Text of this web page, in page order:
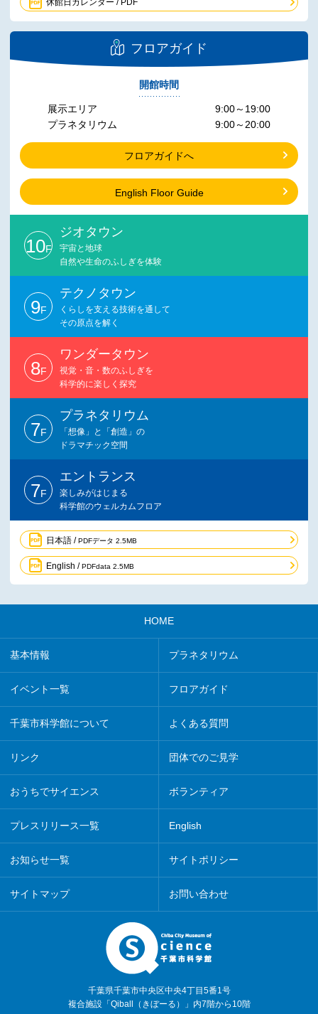
休館日カレンダー / PDF
フロアガイド
開館時間
展示エリア
プラネタリウム
9:00～19:00
9:00～20:00
フロアガイドへ
English Floor Guide
10F
ジオタウン
宇宙と地球
自然や生命のふしぎを体験
9F
テクノタウン
くらしを支える技術を通して
その原点を解く
8F
ワンダータウン
視覚・音・数のふしぎを
科学的に楽しく探究
7F
プラネタリウム
「想像」と「創造」の
ドラマチック空間
7F
エントランス
楽しみがはじまる
科学館のウェルカムフロア
日本語 /PDFデータ 2.5MB
English /PDFdata 2.5MB
HOME
基本情報 プラネタリウム
イベント一覧 フロアガイド
千葉市科学館について よくある質問
リンク 団体でのご見学
おうちでサイエンス ボランティア
プレスリリース一覧 English
お知らせ一覧 サイトポリシー
サイトマップ お問い合わせ
千葉県千葉市中央区中央4丁目5番1号
複合施設「Qiball（きぼーる）」内7階から10階